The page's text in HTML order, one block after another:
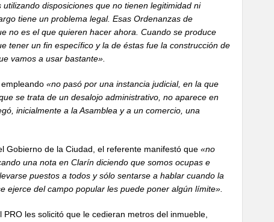
disposiciones que no tienen legitimidad ni
tiene un problema legal. Esas Ordenanzas de
no es el que quieren hacer ahora. Cuando se produce
tener un fin específico y la de éstas fue la construcción de
vamos a usar bastante».
«no pasó por una instancia judicial, en la que
se trata de un desalojo administrativo, no aparece en
inicialmente a la Asamblea y a un comercio, una
Gobierno de la Ciudad, el referente manifestó que «no
una nota en Clarín diciendo que somos ocupas e
puestos a todos y sólo sentarse a hablar cuando la
ejerce del campo popular les puede poner algún límite».
les solicitó que le cedieran metros del inmueble,